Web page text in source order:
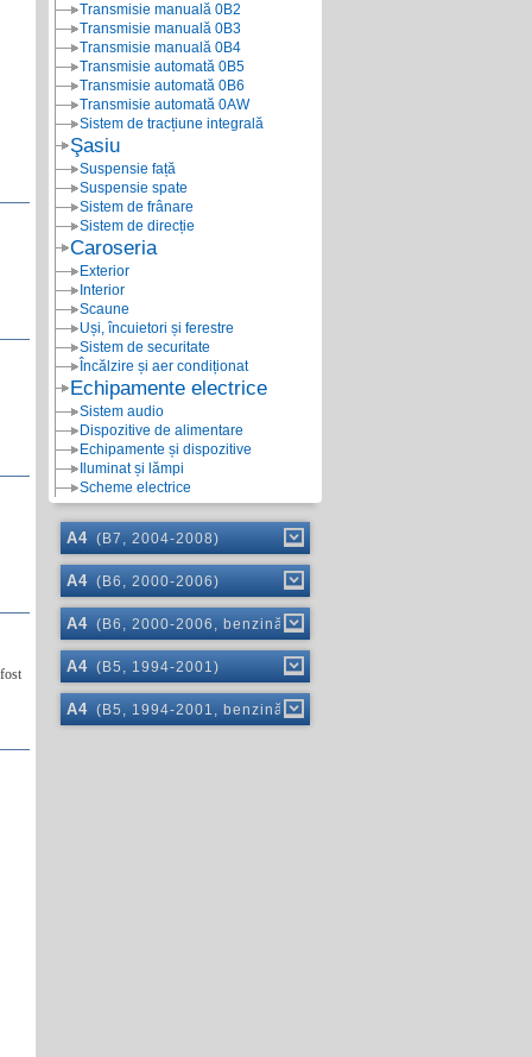
Transmisie manuală 0B2
Transmisie manuală 0B3
Transmisie manuală 0B4
Transmisie automată 0B5
Transmisie automată 0B6
Transmisie automată 0AW
Sistem de tracțiune integrală
Şasiu
Suspensie față
Suspensie spate
Sistem de frânare
Sistem de direcție
Caroseria
Exterior
Interior
Scaune
Uși, încuietori și ferestre
Sistem de securitate
Încălzire și aer condiționat
Echipamente electrice
Sistem audio
Dispozitive de alimentare
Echipamente și dispozitive
Iluminat și lămpi
Scheme electrice
A4 (B7, 2004-2008)
A4 (B6, 2000-2006)
A4 (B6, 2000-2006, benzină)
A4 (B5, 1994-2001)
A4 (B5, 1994-2001, benzină)